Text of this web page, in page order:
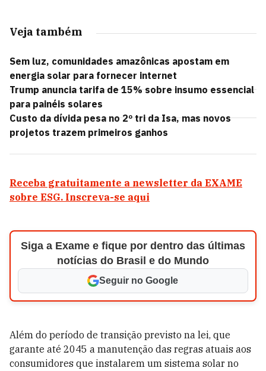
Veja também
Sem luz, comunidades amazônicas apostam em
energia solar para fornecer internet
Trump anuncia tarifa de 15% sobre insumo essencial
para painéis solares
Custo da dívida pesa no 2º tri da Isa, mas novos
projetos trazem primeiros ganhos
Receba gratuitamente a newsletter da EXAME
sobre ESG. Inscreva-se aqui
Siga a Exame e fique por dentro das últimas
notícias do Brasil e do Mundo
Seguir no Google
Além do período de transição previsto na lei, que
garante até 2045 a manutenção das regras atuais aos
consumidores que instalarem um sistema solar no